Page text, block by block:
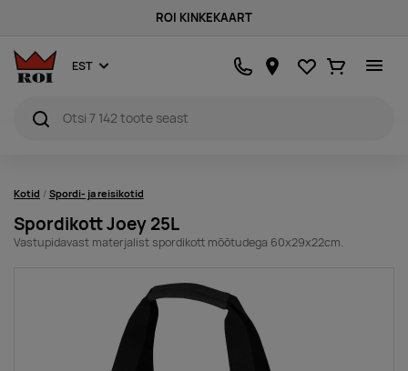
ROI KINKEKAART
EST Lemmikud
Ostukorv
Kotid Spordi- ja reisikotid
Spordikott Joey 25L
Vastupidavast materjalist spordikott mõõtudega 60x29x22cm.